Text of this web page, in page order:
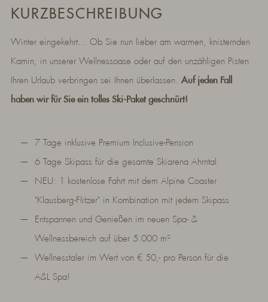
KURZBESCHREIBUNG
Winter eingekehrt... Ob Sie nun lieber am warmen, knisternden
Kamin, in unserer Wellnessoase oder auf den unzähligen Pisten
Ihren Urlaub verbringen sei Ihnen überlassen.Auf jeden Fall
haben wir für Sie ein tolles Ski-Paket geschnürt!
7 Tage inklusive Premium Inclusive-Pension
6 Tage Skipass für die gesamte Skiarena Ahrntal
NEU: 1 kostenlose Fahrt mit dem Alpine Coaster
"Klausberg-Flitzer" in Kombination mit jedem Skipass
Entspannen und Genießen im neuen Spa- &
Wellnessbereich auf über 5.000 m²
Wellnesstaler im Wert von € 50,- pro Person für die
A&L Spa!